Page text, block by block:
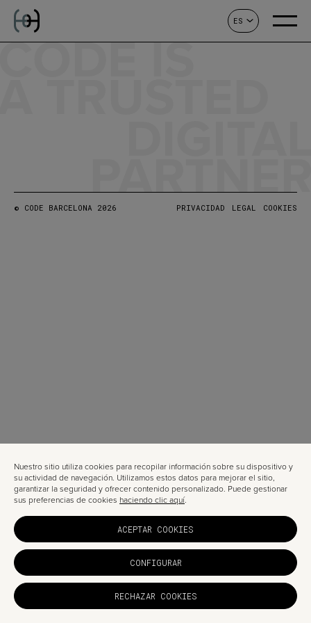
ES
Nuestro sitio utiliza cookies para recopilar información sobre su dispositivo y
su actividad de navegación. Utilizamos estos datos para mejorar el sitio,
garantizar la seguridad y ofrecer contenido personalizado. Puede gestionar
sus preferencias de cookies haciendo clic aquí.
ACEPTAR COOKIES
CONFIGURAR
RECHAZAR COOKIES
IS
© CODE BARCELONA 2026 PRIVACIDAD LEGAL COOKIES